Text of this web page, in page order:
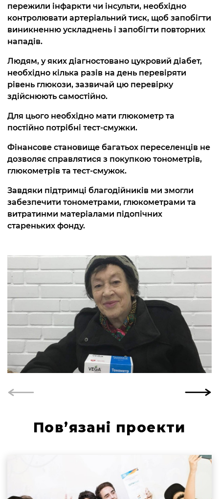
пережили інфаркти чи інсульти, необхідно
контролювати артеріальний тиск, щоб запобігти
виникненню ускладнень і запобігти повторних
нападів.
Людям, у яких діагностовано цукровий діабет,
необхідно кілька разів на день перевіряти
рівень глюкози, зазвичай цю перевірку
здійснюють самостійно.
Для цього необхідно мати глюкометр та
постійно потрібні тест-смужки.
Фінансове становище багатьох переселенців не
дозволяє справлятися з покупкою тонометрів,
глюкометрів та тест-смужок.
Завдяки підтримці благодійників ми змогли
забезпечити тонометрами, глюкометрами та
витратинми матеріалами підопічних
стареньких фонду.
Пов’язані проекти